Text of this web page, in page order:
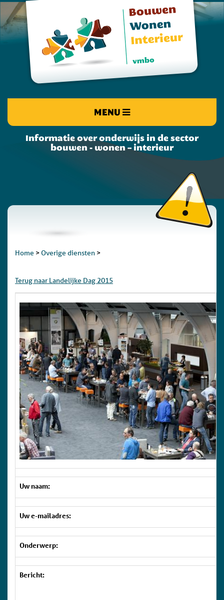
MENU
Informatie over onderwijs in de sector
bouwen - wonen – interieur
Home > Overige diensten >
Terug naar Landelijke Dag 2015
Uw naam:
Uw e-mailadres:
Onderwerp:
Bericht: